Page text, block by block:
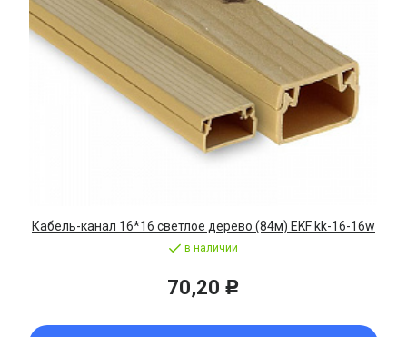
Кабель-канал 16*16 светлое дерево (84м) EKF kk-16-16w
в наличии
70,20 Р